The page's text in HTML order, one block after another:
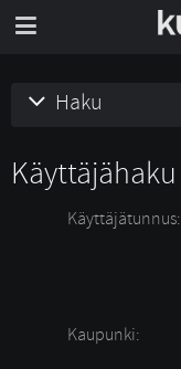
Haku
Käyttäjähaku
Käyttäjätunnus:
Kaupunki: